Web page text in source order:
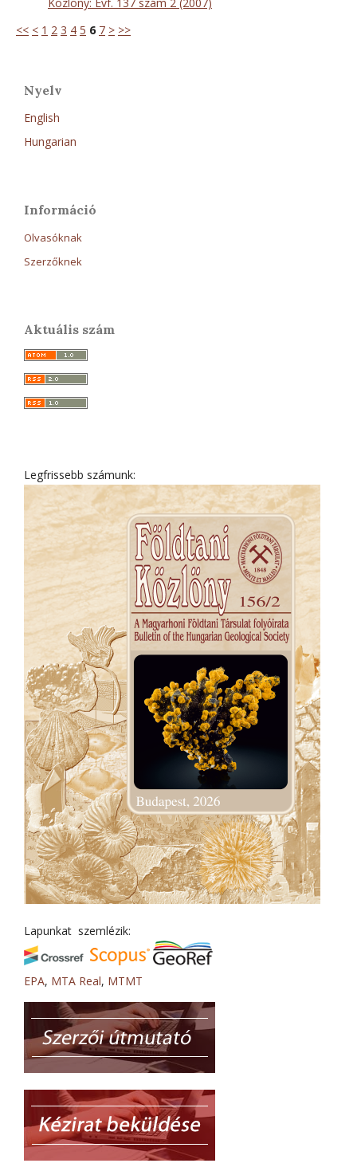
<< < 1 2 3 4 5 6 7 > >>
Nyelv
English
Hungarian
Információ
Olvasóknak
Szerzőknek
Aktuális szám
Legfrissebb számunk:
Lapunkat szemlézik:
EPA, MTA Real, MTMT